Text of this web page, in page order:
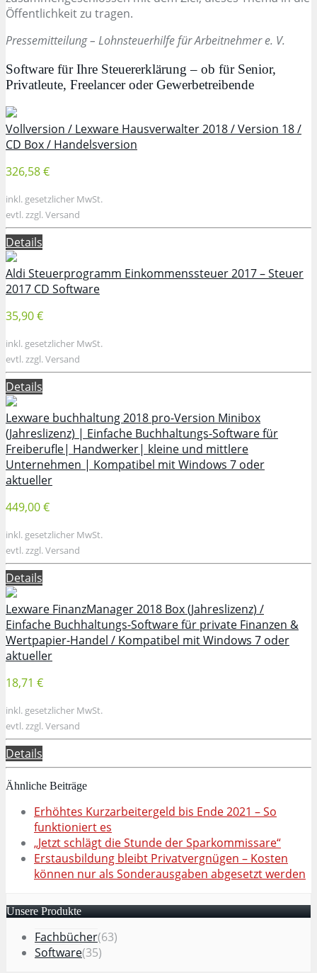
Öffentlichkeit zu tragen.
Pressemitteilung – Lohnsteuerhilfe für Arbeitnehmer e. V.
Software für Ihre Steuererklärung – ob für Senior,
Privatleute, Freelancer oder Gewerbetreibende
Vollversion / Lexware Hausverwalter 2018 / Version 18 /
CD Box / Handelsversion
326,58 €
inkl. gesetzlicher MwSt.
evtl. zzgl. Versand
Details
Aldi Steuerprogramm Einkommenssteuer 2017 – Steuer
2017 CD Software
35,90 €
inkl. gesetzlicher MwSt.
evtl. zzgl. Versand
Details
Lexware buchhaltung 2018 pro-Version Minibox
(Jahreslizenz) | Einfache Buchhaltungs-Software für
Freiberufle| Handwerker| kleine und mittlere
Unternehmen | Kompatibel mit Windows 7 oder
aktueller
449,00 €
inkl. gesetzlicher MwSt.
evtl. zzgl. Versand
Details
Lexware FinanzManager 2018 Box (Jahreslizenz) /
Einfache Buchhaltungs-Software für private Finanzen &
Wertpapier-Handel / Kompatibel mit Windows 7 oder
aktueller
18,71 €
inkl. gesetzlicher MwSt.
evtl. zzgl. Versand
Details
Ähnliche Beiträge
Erhöhtes Kurzarbeitergeld bis Ende 2021 – So
funktioniert es
„Jetzt schlägt die Stunde der Sparkommissare“
Erstausbildung bleibt Privatvergnügen – Kosten
können nur als Sonderausgaben abgesetzt werden
Unsere Produkte
Fachbücher(63)
Software(35)